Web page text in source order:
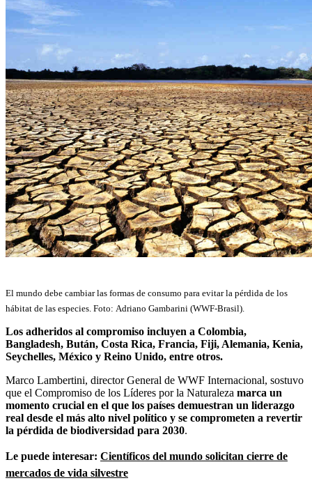
El mundo debe cambiar las formas de consumo para evitar la pérdida de los
hábitat de las especies. Foto: Adriano Gambarini (WWF-Brasil).
Los adheridos al compromiso incluyen a Colombia,
Bangladesh, Bután, Costa Rica, Francia, Fiji, Alemania, Kenia,
Seychelles, México y Reino Unido, entre otros.
Marco Lambertini, director General de WWF Internacional, sostuvo
que el Compromiso de los Líderes por la Naturaleza marca un
momento crucial en el que los países demuestran un liderazgo
real desde el más alto nivel político y se comprometen a revertir
la pérdida de biodiversidad para 2030.
Le puede interesar: Científicos del mundo solicitan cierre de
mercados de vida silvestre